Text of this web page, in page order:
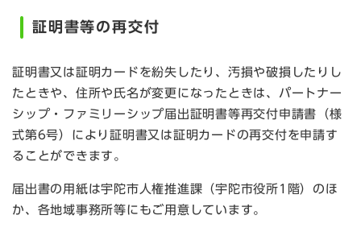
証明書等の再交付
証明書又は証明カードを紛失したり、汚損や破損したりし
たときや、住所や氏名が変更になったときは、パートナー
シップ・ファミリーシップ届出証明書等再交付申請書（様
式第6号）により証明書又は証明カードの再交付を申請す
ることができます。
届出書の用紙は宇陀市人権推進課（宇陀市役所1階）のほ
か、各地域事務所等にもご用意しています。